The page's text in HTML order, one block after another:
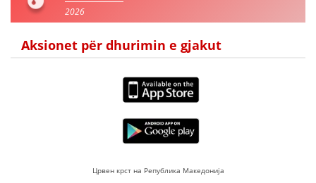
2026
Aksionet për dhurimin e gjakut
Црвен крст на Република Македонија